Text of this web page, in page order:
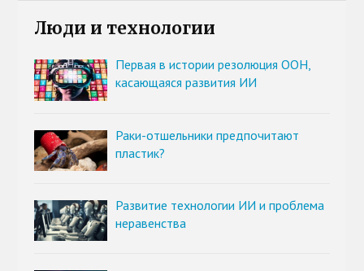
Люди и технологии
Первая в истории резолюция ООН,
касающаяся развития ИИ
Раки-отшельники предпочитают
пластик?
Развитие технологии ИИ и проблема
неравенства